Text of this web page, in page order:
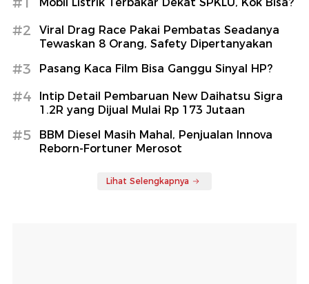
#2
Viral Drag Race Pakai Pembatas Seadanya
Tewaskan 8 Orang, Safety Dipertanyakan
#3 Pasang Kaca Film Bisa Ganggu Sinyal HP?
#4
Intip Detail Pembaruan New Daihatsu Sigra
1.2R yang Dijual Mulai Rp 173 Jutaan
#5
BBM Diesel Masih Mahal, Penjualan Innova
Reborn-Fortuner Merosot
Lihat Selengkapnya